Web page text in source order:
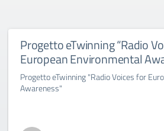
Progetto eTwinning “Radio
European Environmental
Progetto eTwinning "Radio Voices for
Awareness"